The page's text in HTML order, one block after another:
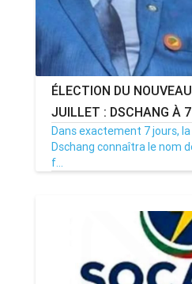
ÉLECTION DU
JUILLET : DSCHANG À
Dans exactement 7 jours,
Dschang connaîtra le nom
f...